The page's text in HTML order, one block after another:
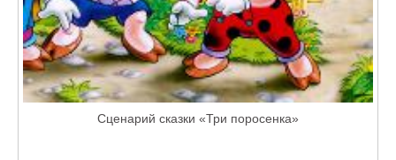
Сценарий сказки «Три поросенка»